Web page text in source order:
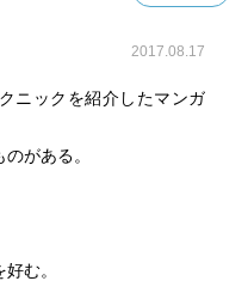
2017.08.17
ニックを紹介したマンガ
がある。
む。